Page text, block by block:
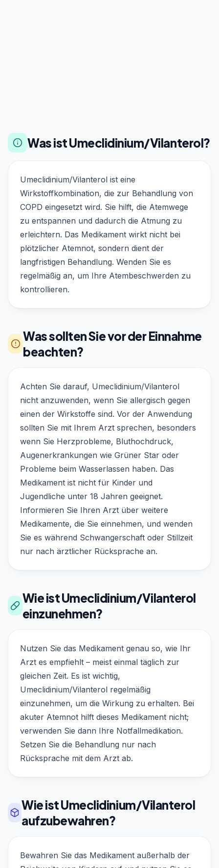
Was ist Umeclidinium/Vilanterol?
Umeclidinium/Vilanterol ist eine
Wirkstoffkombination, die zur Behandlung von
COPD eingesetzt wird. Sie hilft, die Atemwege
zu entspannen und dadurch die Atmung zu
erleichtern. Das Medikament wirkt nicht bei
plötzlicher Atemnot, sondern dient der
langfristigen Behandlung. Wenden Sie es
regelmäßig an, um Ihre Atembeschwerden zu
kontrollieren.
Was sollten Sie vor der Einnahme
beachten?
Achten Sie darauf, Umeclidinium/Vilanterol
nicht anzuwenden, wenn Sie allergisch gegen
einen der Wirkstoffe sind. Vor der Anwendung
sollten Sie mit Ihrem Arzt sprechen, besonders
wenn Sie Herzprobleme, Bluthochdruck,
Augenerkrankungen wie Grüner Star oder
Probleme beim Wasserlassen haben. Das
Medikament ist nicht für Kinder und
Jugendliche unter 18 Jahren geeignet.
Informieren Sie Ihren Arzt über weitere
Medikamente, die Sie einnehmen, und wenden
Sie es während Schwangerschaft oder Stillzeit
nur nach ärztlicher Rücksprache an.
Wie ist Umeclidinium/Vilanterol
einzunehmen?
Nutzen Sie das Medikament genau so, wie Ihr
Arzt es empfiehlt – meist einmal täglich zur
gleichen Zeit. Es ist wichtig,
Umeclidinium/Vilanterol regelmäßig
einzunehmen, um die Wirkung zu erhalten. Bei
akuter Atemnot hilft dieses Medikament nicht;
verwenden Sie dann Ihre Notfallmedikation.
Setzen Sie die Behandlung nur nach
Rücksprache mit dem Arzt ab.
Wie ist Umeclidinium/Vilanterol
aufzubewahren?
Bewahren Sie das Medikament außerhalb der